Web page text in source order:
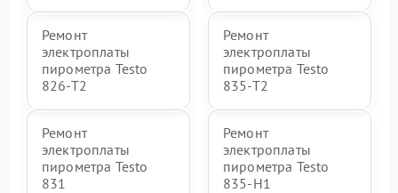
Ремонт
электроплаты
пирометра Testo
826-T2
Ремонт
электроплаты
пирометра Testo
835-T2
Ремонт
электроплаты
пирометра Testo
831
Ремонт
электроплаты
пирометра Testo
835-H1